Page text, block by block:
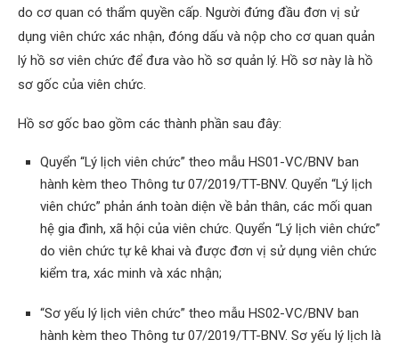
do cơ quan có thẩm quyền cấp. Người đứng đầu đơn vị sử
dụng viên chức xác nhận, đóng dấu và nộp cho cơ quan quản
lý hồ sơ viên chức để đưa vào hồ sơ quản lý. Hồ sơ này là hồ
sơ gốc của viên chức.
Hồ sơ gốc bao gồm các thành phần sau đây:
Quyển “Lý lịch viên chức” theo mẫu HS01-VC/BNV ban
hành kèm theo Thông tư 07/2019/TT-BNV. Quyển “Lý lịch
viên chức” phản ánh toàn diện về bản thân, các mối quan
hệ gia đình, xã hội của viên chức. Quyển “Lý lịch viên chức”
do viên chức tự kê khai và được đơn vị sử dụng viên chức
kiểm tra, xác minh và xác nhận;
“Sơ yếu lý lịch viên chức” theo mẫu HS02-VC/BNV ban
hành kèm theo Thông tư 07/2019/TT-BNV. Sơ yếu lý lịch là